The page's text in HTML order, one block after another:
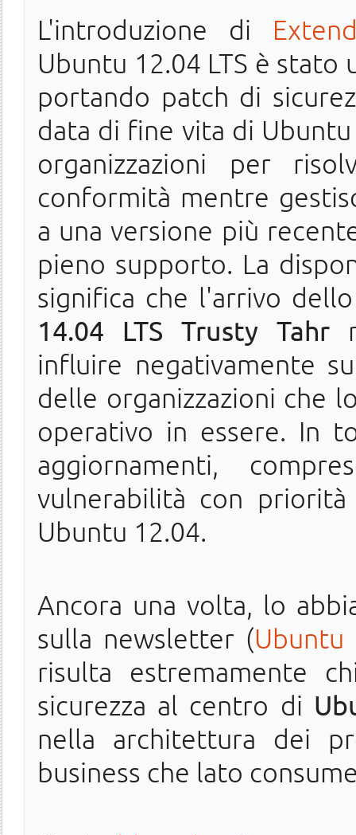
L'introduzione di
Ubuntu 12.04 LTS è
portando patch di
data di fine vita di
organizzazioni per
conformità mentre
a una versione più
pieno supporto. La
significa che l'arrivo
14.04 LTS Trusty Tahr
influire negativamente
delle organizzazioni che
operativo in essere. In
aggiornamenti,
vulnerabilità con
Ubuntu 12.04.
Ancora una volta, lo
sulla newsletter (Ubuntu
risulta estremamente
sicurezza al centro di
nella architettura dei
business che lato